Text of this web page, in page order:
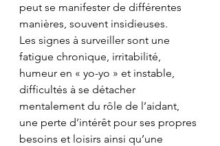
peut se manifester de différentes
manières, souvent insidieuses.
Les signes à surveiller sont une
fatigue chronique, irritabilité,
humeur en « yo-yo » et instable,
difficultés à se détacher
mentalement du rôle de l’aidant,
une perte d’intérêt pour ses propres
besoins et loisirs ainsi qu’une